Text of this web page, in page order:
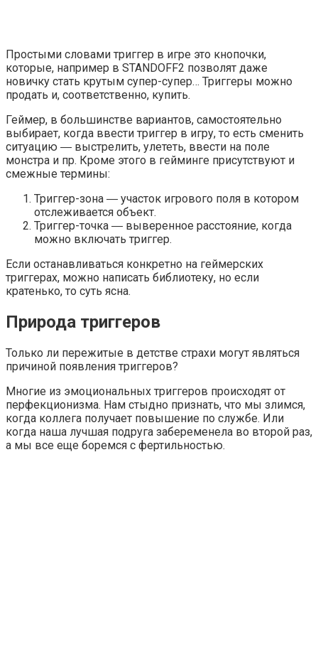
Простыми словами триггер в игре это кнопочки,
которые, например в STANDOFF2 позволят даже
новичку стать крутым супер-супер… Триггеры можно
продать и, соответственно, купить.
Геймер, в большинстве вариантов, самостоятельно
выбирает, когда ввести триггер в игру, то есть сменить
ситуацию ― выстрелить, улететь, ввести на поле
монстра и пр. Кроме этого в гейминге присутствуют и
смежные термины:
Триггер-зона ― участок игрового поля в котором
отслеживается объект.
Триггер-точка ― выверенное расстояние, когда
можно включать триггер.
Если останавливаться конкретно на геймерских
триггерах, можно написать библиотеку, но если
кратенько, то суть ясна.
Природа триггеров
Только ли пережитые в детстве страхи могут являться
причиной появления триггеров?
Многие из эмоциональных триггеров происходят от
перфекционизма. Нам стыдно признать, что мы злимся,
когда коллега получает повышение по службе. Или
когда наша лучшая подруга забеременела во второй раз,
а мы все еще боремся с фертильностью.